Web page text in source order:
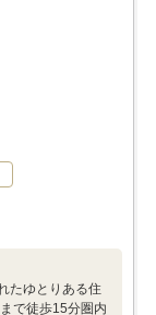
たゆとりある住
で徒歩15分圏内